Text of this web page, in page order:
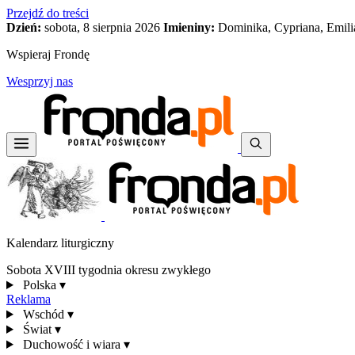
Przejdź do treści
Dzień: sobota, 8 sierpnia 2026 Imieniny: Dominika, Cypriana,
Wspieraj Frondę
Wesprzyj nas
Kalendarz liturgiczny
Sobota XVIII tygodnia okresu zwykłego
Polska ▾
Reklama
Wschód ▾
Świat ▾
Duchowość i wiara ▾